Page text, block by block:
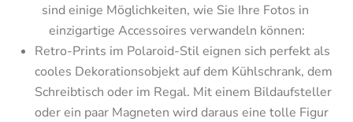
sind einige Möglichkeiten, wie Sie Ihre Fotos in
einzigartige Accessoires verwandeln können:
Retro-Prints im Polaroid-Stil eignen sich perfekt als
cooles Dekorationsobjekt auf dem Kühlschrank, dem
Schreibtisch oder im Regal. Mit einem Bildaufsteller
oder ein paar Magneten wird daraus eine tolle Figur